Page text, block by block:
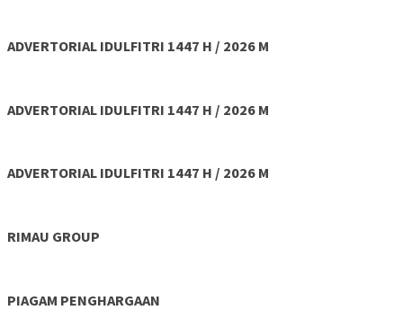
ADVERTORIAL IDULFITRI 1447 H / 2026 M
ADVERTORIAL IDULFITRI 1447 H / 2026 M
ADVERTORIAL IDULFITRI 1447 H / 2026 M
RIMAU GROUP
PIAGAM PENGHARGAAN